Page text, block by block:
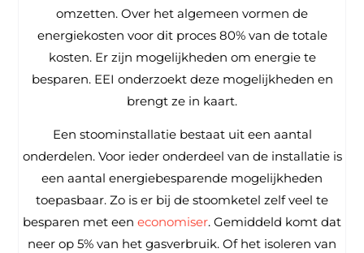
omzetten. Over het algemeen vormen de
energiekosten voor dit proces 80% van de totale
kosten. Er zijn mogelijkheden om energie te
besparen. EEI onderzoekt deze mogelijkheden en
brengt ze in kaart.
Een stoominstallatie bestaat uit een aantal
onderdelen. Voor ieder onderdeel van de installatie is
een aantal energiebesparende mogelijkheden
toepasbaar. Zo is er bij de stoomketel zelf veel te
besparen met een economiser. Gemiddeld komt dat
neer op 5% van het gasverbruik. Of het isoleren van